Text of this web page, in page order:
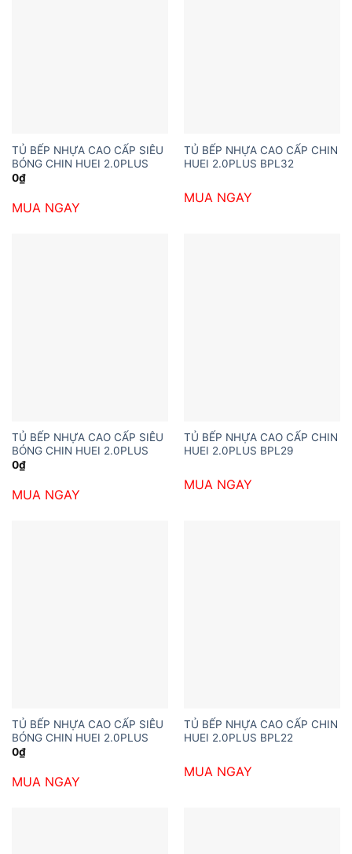
TỦ BẾP NHỰA CAO CẤP SIÊU
BÓNG CHIN HUEI 2.0PLUS
0₫
MUA NGAY
TỦ BẾP NHỰA CAO CẤP CHIN
HUEI 2.0PLUS BPL32
MUA NGAY
TỦ BẾP NHỰA CAO CẤP SIÊU
BÓNG CHIN HUEI 2.0PLUS
0₫
MUA NGAY
TỦ BẾP NHỰA CAO CẤP CHIN
HUEI 2.0PLUS BPL29
MUA NGAY
TỦ BẾP NHỰA CAO CẤP SIÊU
BÓNG CHIN HUEI 2.0PLUS
0₫
MUA NGAY
TỦ BẾP NHỰA CAO CẤP CHIN
HUEI 2.0PLUS BPL22
MUA NGAY